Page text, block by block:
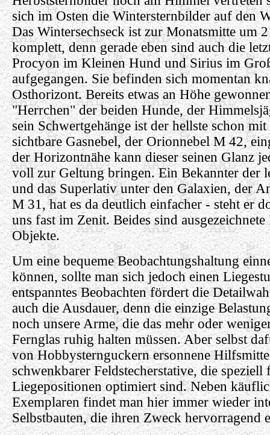
sich im Osten die Wintersternbilder auf den
Das Wintersechseck ist zur Monatsmitte um
komplett, denn gerade eben sind auch die
Procyon im Kleinen Hund und Sirius im
aufgegangen. Sie befinden sich momentan
Osthorizont. Bereits etwas an Höhe
"Herrchen" der beiden Hunde, der
sein Schwertgehänge ist der hellste schon
sichtbare Gasnebel, der Orionnebel M 42,
der Horizontnähe kann dieser seinen Glanz
voll zur Geltung bringen. Ein Bekannter der
und das Superlativ unter den Galaxien, der
M 31, hat es da deutlich einfacher - steht er
uns fast im Zenit. Beides sind ausgezeichnete
Objekte.
Um eine bequeme Beobachtungshaltung
können, sollte man sich jedoch einen
entspanntes Beobachten fördert die
auch die Ausdauer, denn die einzige
noch unsere Arme, die das mehr oder
Fernglas ruhig halten müssen. Aber selbst
von Hobbysternguckern ersonnene
schwenkbarer Feldstecherstative, die speziell
Liegepositionen optimiert sind. Neben
Exemplaren findet man hier immer wieder
Selbstbauten, die ihren Zweck hervorragend